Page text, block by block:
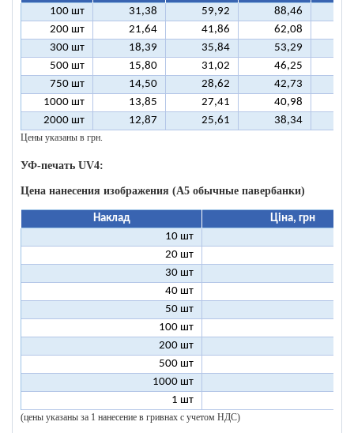
100 шт
31,38 59,92 88,46
200 шт
21,64 41,86 62,08
300 шт
18,39 35,84 53,29
500 шт
15,80 31,02 46,25
750 шт
14,50 28,62 42,73
1000 шт
13,85 27,41 40,98
2000 шт
12,87 25,61 38,34
Цены указаны в грн.
УФ-печать UV4:
Цена нанесения изображения (А5 обычные павербанки)
Наклад
Ціна, грн
10 шт
20 шт
30 шт
40 шт
50 шт
100 шт
200 шт
500 шт
1000 шт
1 шт
(цены указаны за 1 нанесение в гривнах с учетом НДС)